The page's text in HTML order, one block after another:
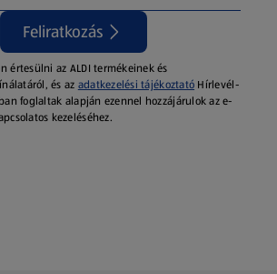
Feliratkozás
értesülni az ALDI termékeinek és
és az adatkezelési tájékoztató Hírlevél-
foglaltak alapján ezennel hozzájárulok az e-
kezeléséhez.